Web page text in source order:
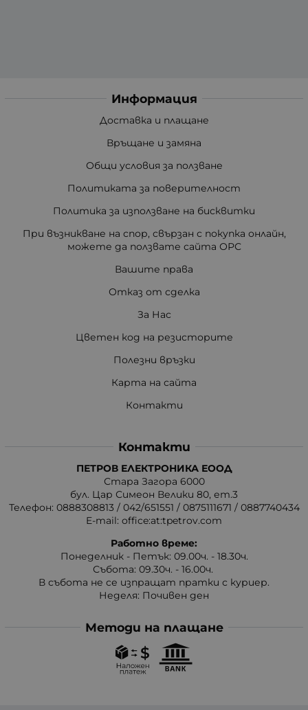
Информация
Доставка и плащане
Връщане и замяна
Общи условия за ползване
Политиката за поверителност
Политика за използване на бисквитки
При възникване на спор, свързан с покупка онлайн,
можете да ползвате сайта ОРС
Вашите права
Отказ от сделка
За Нас
Цветен код на резисторите
Полезни връзки
Карта на сайта
Контакти
Контакти
ПЕТРОВ ЕЛЕКТРОНИКА ЕООД
Стара Загора 6000
бул. Цар Симеон Велики 80, ет.3
Телефон: 0888308813 / 042/651551 / 0875111671 / 0887740434
E-mail: office:at:tpetrov.com
Работно време:
Понеделник - Петък: 09.00ч. - 18.30ч.
Събота: 09.30ч. - 16.00ч.
В събота не се изпращат пратки с куриер.
Неделя: Почивен ден
Методи на плащане